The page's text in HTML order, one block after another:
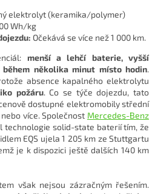
elektrolyt (keramika/polymer)
Wh/kg
Očekává se více než 1 000 km.
menší a lehčí baterie, vyšší
několika minut místo hodin.
absence kapalného elektrolytu
požáru. Co se týče dojezdu, tato
dostupné elektromobily střední
více. Společnost Mercedes-Benz
technologie solid-state baterií tím, že
EQS ujela 1 205 km ze Stuttgartu
je k dispozici ještě dalších 140 km
však nejsou zázračným řešením.